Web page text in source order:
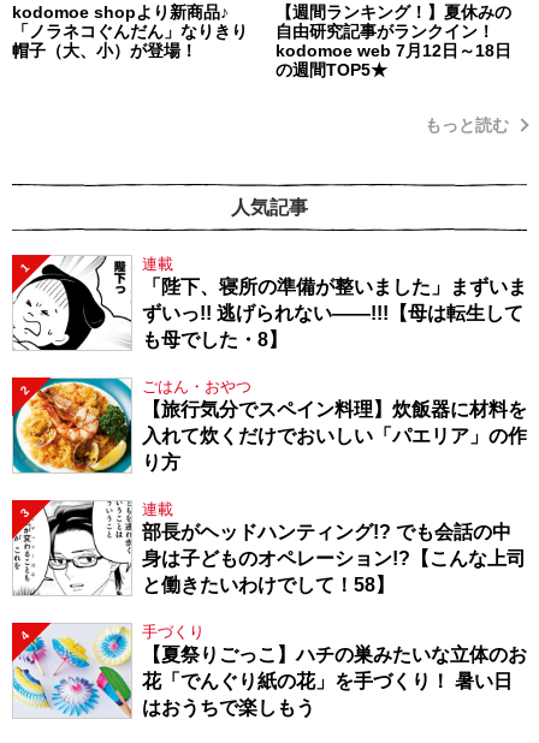
kodomoe shopより新商品♪
「ノラネコぐんだん」なりきり
帽子（大、小）が登場！
【週間ランキング！】夏休みの
自由研究記事がランクイン！
kodomoe web 7月12日～18日
の週間TOP5★
もっと読む
人気記事
1 連載
「陛下、寝所の準備が整いました」まずいま
ずいっ!! 逃げられない――!!!【母は転生して
も母でした・8】
2 ごはん・おやつ
【旅行気分でスペイン料理】炊飯器に材料を
入れて炊くだけでおいしい「パエリア」の作
り方
3 連載
部長がヘッドハンティング!? でも会話の中
身は子どものオペレーション!?【こんな上司
と働きたいわけでして！58】
4 手づくり
【夏祭りごっこ】ハチの巣みたいな立体のお
花「でんぐり紙の花」を手づくり！ 暑い日
はおうちで楽しもう